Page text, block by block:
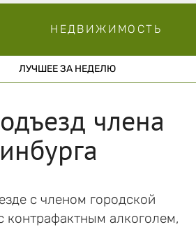
НЕДВИЖИМОСТЬ
ЛУЧШЕЕ ЗА НЕДЕЛЮ
члена
с членом городской
алкоголем,